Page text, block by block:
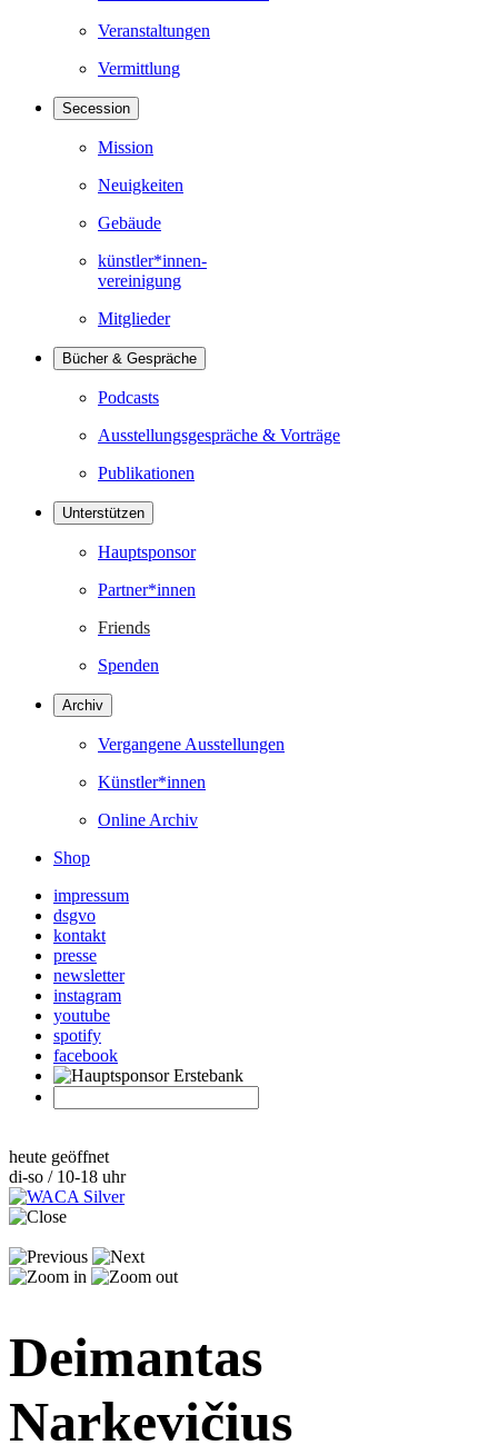
Veranstaltungen
Vermittlung
Secession
Mission
Neuigkeiten
Gebäude
künstler*innen-
vereinigung
Mitglieder
Bücher & Gespräche
Podcasts
Ausstellungsgespräche & Vorträge
Publikationen
Unterstützen
Hauptsponsor
Partner*innen
Friends
Spenden
Archiv
Vergangene Ausstellungen
Künstler*innen
Online Archiv
Shop
impressum
dsgvo
kontakt
presse
newsletter
instagram
youtube
spotify
facebook
heute geöffnet
di-so / 10-18 uhr
Deimantas
Narkevičius